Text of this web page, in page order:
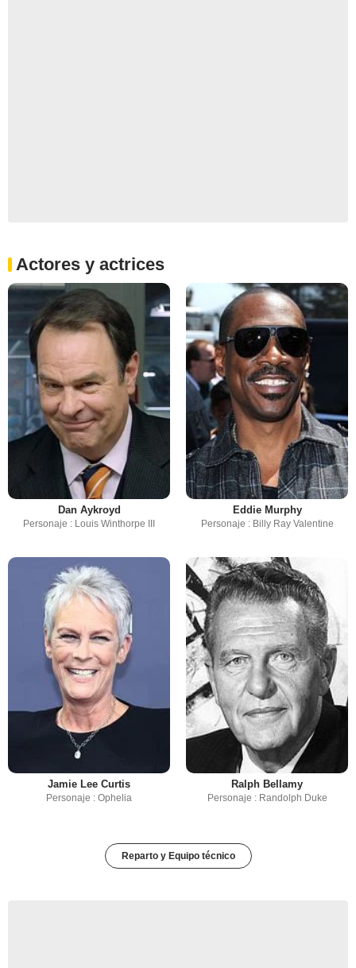
Actores y actrices
Dan Aykroyd
Personaje : Louis Winthorpe III
Eddie Murphy
Personaje : Billy Ray Valentine
Jamie Lee Curtis
Personaje : Ophelia
Ralph Bellamy
Personaje : Randolph Duke
Reparto y Equipo técnico